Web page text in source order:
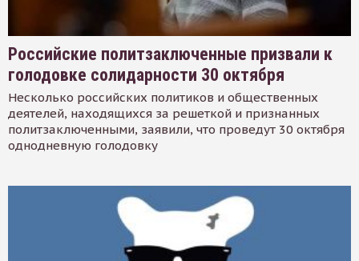
Российские политзаключенные призвали к
голодовке солидарности 30 октября
Несколько российских политиков и общественных
деятелей, находящихся за решеткой и признанных
политзаключенными, заявили, что проведут 30 октября
однодневную голодовку